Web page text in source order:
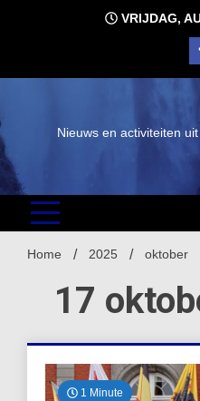
VRIJDAG,
Nieuws en activiteiten
Home 2025 oktober
17
1 Minute